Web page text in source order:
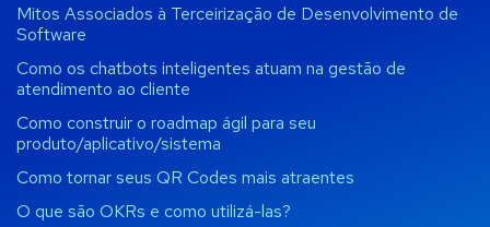
Mitos Associados à Terceirização de Desenvolvimento de
Software
Como os chatbots inteligentes atuam na gestão de
atendimento ao cliente
Como construir o roadmap ágil para seu
produto/aplicativo/sistema
Como tornar seus QR Codes mais atraentes
O que são OKRs e como utilizá-las?